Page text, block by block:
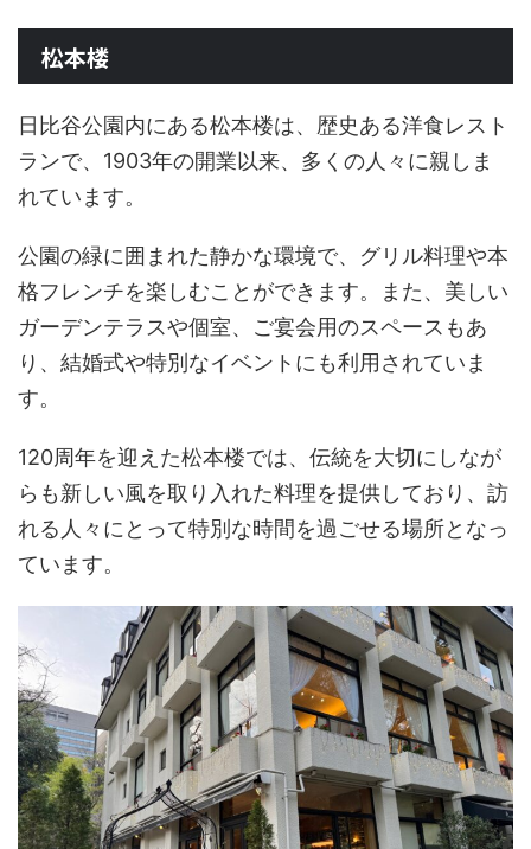
松本楼
日比谷公園内にある松本楼は、歴史ある洋食レスト
ランで、1903年の開業以来、多くの人々に親しま
れています。
公園の緑に囲まれた静かな環境で、グリル料理や本
格フレンチを楽しむことができます。また、美しい
ガーデンテラスや個室、ご宴会用のスペースもあ
り、結婚式や特別なイベントにも利用されていま
す。
120周年を迎えた松本楼では、伝統を大切にしなが
らも新しい風を取り入れた料理を提供しており、訪
れる人々にとって特別な時間を過ごせる場所となっ
ています。